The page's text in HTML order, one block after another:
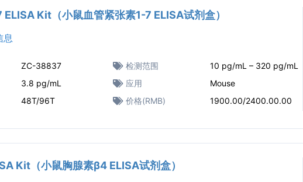
Kit（小鼠血管紧张素1-7 ELISA试剂盒）
息
ZC-38837 检测范围
10 pg/mL – 320 pg/mL
3.8 pg/mL 应用
Mouse
48T/96T 价格(RMB) 1900.00/2400.00.00
Kit（小鼠胸腺素β4 ELISA试剂盒）